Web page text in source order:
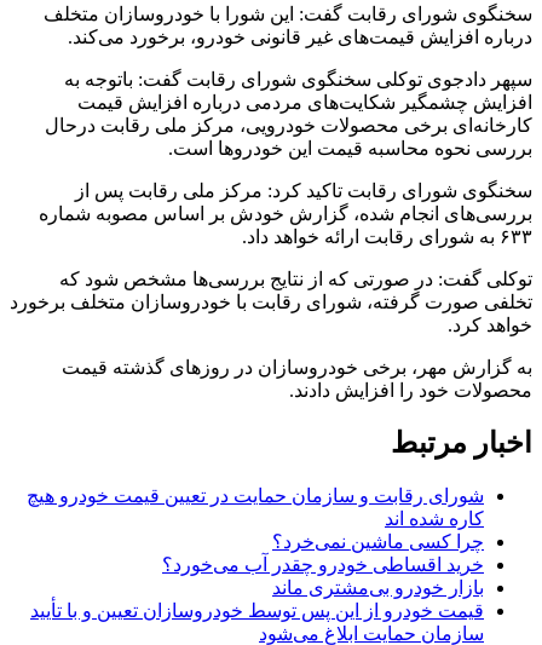
سخنگوی شورای رقابت گفت: این شورا با خودروسازان متخلف
درباره افزایش قیمت‌های غیر قانونی خودرو، برخورد می‌کند.
سپهر دادجوی توکلی سخنگوی شورای رقابت گفت: باتوجه به
افزایش چشمگیر شکایت‌های مردمی درباره افزایش قیمت
کارخانه‌ای برخی محصولات خودرویی، مرکز ملی رقابت درحال
بررسی نحوه محاسبه قیمت این خودروها است.
سخنگوی شورای رقابت تاکید کرد: مرکز ملی رقابت پس از
بررسی‌های انجام شده، گزارش خودش بر اساس مصوبه شماره
۶۳۳ به شورای رقابت ارائه خواهد داد.
توکلی گفت: در صورتی که از نتایج بررسی‌ها مشخص شود که
تخلفی صورت گرفته، شورای رقابت با خودروسازان متخلف برخورد
خواهد کرد.
به گزارش مهر، برخی خودروسازان در روزهای گذشته قیمت
محصولات خود را افزایش دادند.
اخبار مرتبط
شورای رقابت و سازمان حمایت در تعیین قیمت خودرو هیچ
کاره شده اند
چرا کسی ماشین نمی‌خرد؟
خرید اقساطی خودرو چقدر آب می‌خورد؟
بازار خودرو بی‌مشتری ماند
قیمت خودرو از این پس توسط خودروسازان تعیین و با تأیید
سازمان حمایت ابلاغ می‌شود